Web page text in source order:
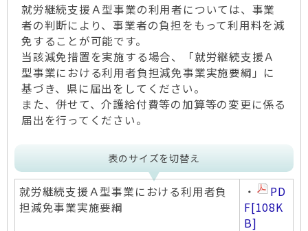
就労継続支援Ａ型事業の利用者については、事業
者の判断により、事業者の負担をもって利用料を減
免することが可能です。
当該減免措置を実施する場合、「就労継続支援Ａ
型事業における利用者負担減免事業実施要綱」に
基づき、県に届出をしてください。
また、併せて、介護給付費等の加算等の変更に係る
届出を行ってください。
表のサイズを切替え
就労継続支援Ａ型事業における利用者負
担減免事業実施要綱
・
PD
F[108K
B]